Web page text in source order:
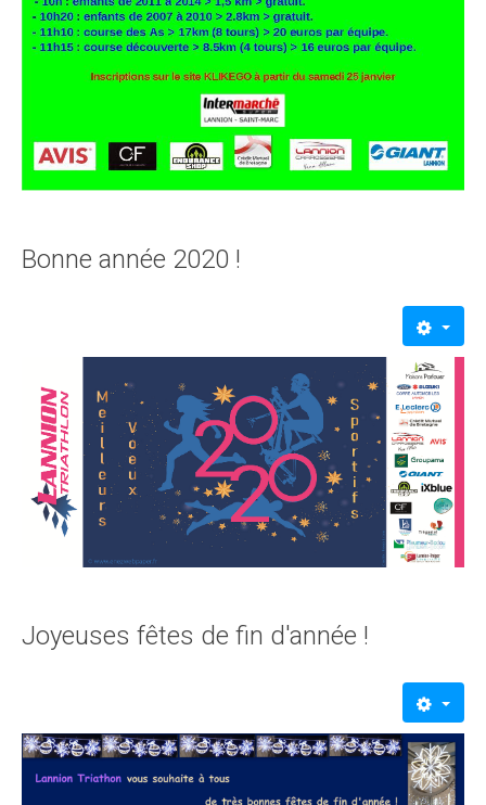
Bonne année 2020 !
Joyeuses fêtes de fin d'année !